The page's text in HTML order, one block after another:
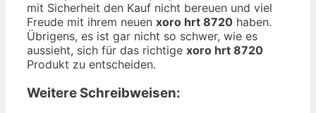
mit Sicherheit den Kauf nicht bereuen und viel
Freude mit ihrem neuen xoro hrt 8720 haben.
Übrigens, es ist gar nicht so schwer, wie es
aussieht, sich für das richtige xoro hrt 8720
Produkt zu entscheiden.
Weitere Schreibweisen: